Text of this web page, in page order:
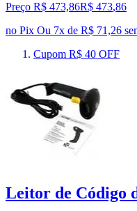
Preço R$ 473,86R$ 473,86
no Pix Ou 7x de R$ 71,26
Cupom R$ 40 OFF
Leitor de Código